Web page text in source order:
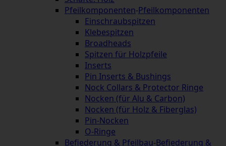
Pfeilkomponenten-Pfeilkomponenten
Einschraubspitzen
Klebespitzen
Broadheads
Spitzen für Holzpfeile
Inserts
Pin Inserts & Bushings
Nock Collars & Protector Ringe
Nocken (für Alu & Carbon)
Nocken (für Holz & Fiberglas)
Pin-Nocken
O-Ringe
Befiederung & Pfeilbau-Befiederung &